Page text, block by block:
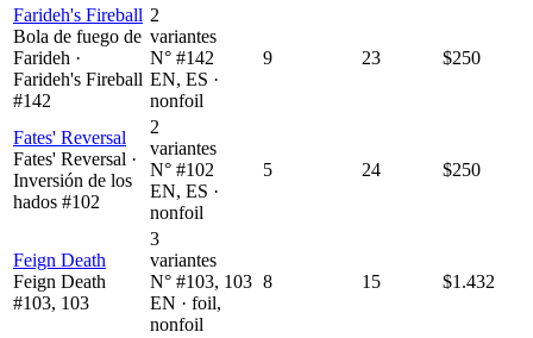
Farideh's Fireball
Bola de fuego de
Farideh ·
Farideh's Fireball
#142
2
variantes
N° #142
EN, ES ·
nonfoil
9 23 $250
Fates' Reversal
Fates' Reversal ·
Inversión de los
hados #102
2
variantes
N° #102
EN, ES ·
nonfoil
5 24 $250
Feign Death
Feign Death
#103, 103
3
variantes
N° #103, 103
EN · foil,
nonfoil
8 15 $1.432